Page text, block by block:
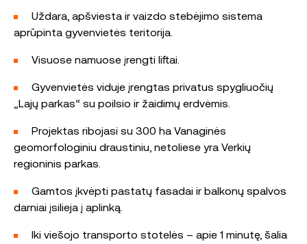
Uždara, apšviesta ir vaizdo stebėjimo sistema
aprūpinta gyvenvietės teritorija.
Visuose namuose įrengti liftai.
Gyvenvietės viduje įrengtas privatus spygliuočių
„Lajų parkas“ su poilsio ir žaidimų erdvėmis.
Projektas ribojasi su 300 ha Vanaginės
geomorfologiniu draustiniu, netoliese yra Verkių
regioninis parkas.
Gamtos įkvėpti pastatų fasadai ir balkonų spalvos
darniai įsilieja į aplinką.
Iki viešojo transporto stotelės – apie 1 minutę, šalia